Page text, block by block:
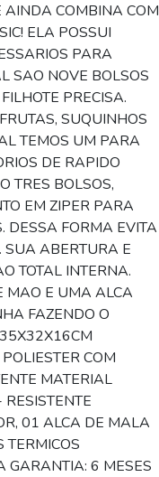
AINDA COMBINA COM
ELA POSSUI
PARA
SAO NOVE BOLSOS
PRECISA.
SUQUINHOS
TEMOS UM PARA
DE RAPIDO
TRES BOLSOS,
EM ZIPER PARA
DESSA FORMA EVITA
SUA ABERTURA E
TOTAL INTERNA.
MAO E UMA ALCA
FAZENDO O
35X32X16CM
COM
MATERIAL
01 ALCA DE MALA
TERMICOS
GARANTIA: 6 MESES